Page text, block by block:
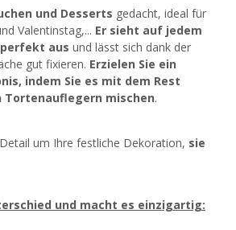
und Desserts gedacht, ideal für
Valentinstag,... Er sieht auf jedem
aus und lässt sich dank der
gut fixieren. Erzielen Sie ein
indem Sie es mit dem Rest
Tortenauflegern mischen.
um Ihre festliche Dekoration, sie
und macht es einzigartig: